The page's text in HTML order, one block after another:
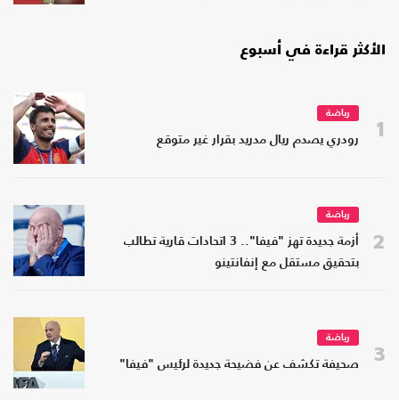
الأكثر قراءة في أسبوع
1
رياضة
رودري يصدم ريال مدريد بقرار غير متوقع
2
رياضة
أزمة جديدة تهز "فيفا".. 3 اتحادات قارية تطالب
بتحقيق مستقل مع إنفانتينو
3
رياضة
صحيفة تكشف عن فضيحة جديدة لرئيس "فيفا"